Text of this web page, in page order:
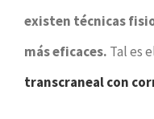
existen técnicas
más eficaces. Tal es
transcraneal con